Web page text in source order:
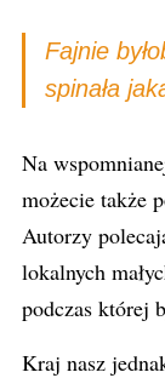
Fajnie
spinała
Na
możecie także
Autorzy
lokalnych
podczas której
Kraj nasz